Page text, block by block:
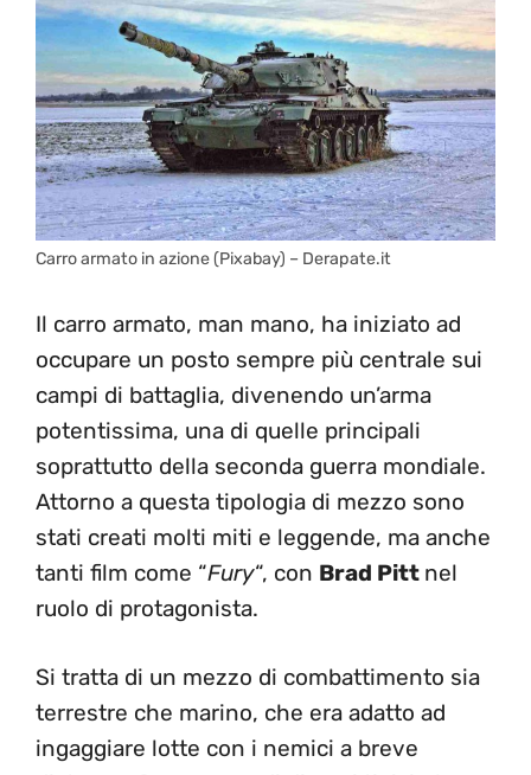
Carro armato in azione (Pixabay) – Derapate.it
Il carro armato, man mano, ha iniziato ad
occupare un posto sempre più centrale sui
campi di battaglia, divenendo un’arma
potentissima, una di quelle principali
soprattutto della seconda guerra mondiale.
Attorno a questa tipologia di mezzo sono
stati creati molti miti e leggende, ma anche
tanti film come “Fury“, con Brad Pitt nel
ruolo di protagonista.
Si tratta di un mezzo di combattimento sia
terrestre che marino, che era adatto ad
ingaggiare lotte con i nemici a breve